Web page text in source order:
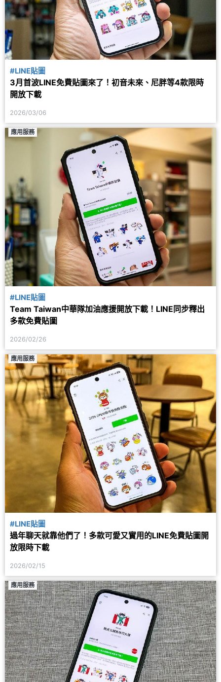
#LINE貼圖
3月首波LINE免費貼圖來了！初音未來、尼胖等4款限時
開放下載
2026/03/06
應用服務
#LINE貼圖
Team Taiwan中華隊加油應援開放下載！LINE同步釋出
多款免費貼圖
2026/02/26
應用服務
#LINE貼圖
過年聊天就靠他們了！多款可愛又實用的LINE免費貼圖開
放限時下載
2026/02/15
應用服務